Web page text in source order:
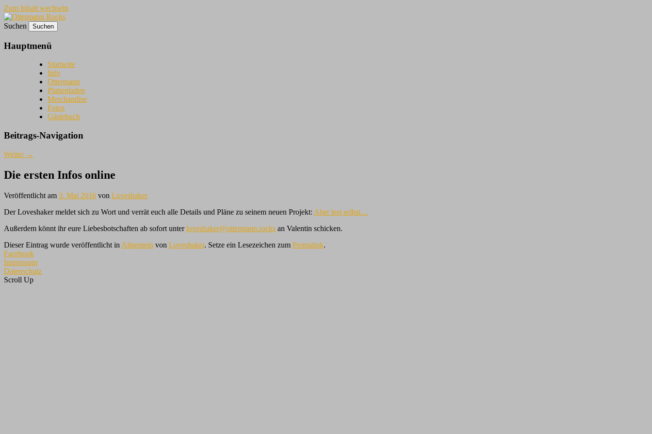
Zum Inhalt wechseln
Ottermann Rocks
Without Warning
Suchen
Hauptmenü
Startseite
Info
Ottermann
Plattenladen
Merchandise
Fotos
Gästebuch
Beitrags-Navigation
Weiter →
Die ersten Infos online
Veröffentlicht am 3. Mai 2016 von Loveshaker
Der Loveshaker meldet sich zu Wort und verrät euch alle Details und Pläne zu seinem neuen Projekt: Aber lest selbst…
Außerdem könnt ihr eure Liebesbotschaften ab sofort unterloveshaker@ottermann.rocks an Valentin schicken.
Dieser Eintrag wurde veröffentlicht in Allgemein von Loveshaker. Setze ein Lesezeichen zum Permalink.
Facebook
Impressum
Datenschutz
Scroll Up